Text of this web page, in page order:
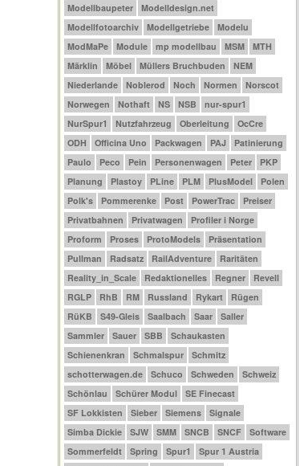
Modellbaupeter
Modelldesign.net
Modellfotoarchiv
Modellgetriebe
Modelu
ModMaPe
Module mp modellbau MSM
MTH
Märklin
Möbel Müllers Bruchbuden
NEM
Niederlande
Noblerod Noch Normen
Norscot
Norwegen
Nothaft NS NSB
nur-spur1
NurSpur1
Nutzfahrzeug Oberleitung
OcCre
ODH
Officina Uno Packwagen PAJ
Patinierung
Paulo
Peco Pein Personenwagen Peter
PKP
Planung
Plastoy PLine PLM PlusModel
Polen
Polk's
Pommerenke Post PowerTrac
Preiser
Privatbahnen
Privatwagen
Profiler i Norge
Proform
Proses ProtoModels
Präsentation
Pullman
Radsatz RailAdventure
Raritäten
Reality_in_Scale
Redaktionelles Regner
Revell
RGLP
RhB RM Russland Rykart
Rügen
RüKB
S49-Gleis Saalbach Saar
Saller
Sammler
Sauer SBB
Schaukasten
Schienenkran
Schmalspur
Schmitz
schotterwagen.de
Schuco Schweden
Schweiz
Schönlau
Schürer Modul
SE Finecast
SF Lokkisten
Sieber Siemens
Signale
Simba Dickie
SJW SMM SNCB SNCF
Software
Sommerfeldt
Spring Spur1
Spur 1 Austria